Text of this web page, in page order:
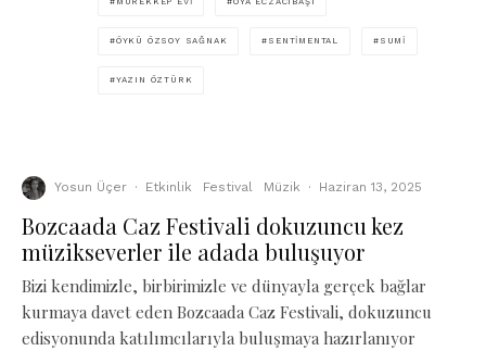
ÖYKÜ ÖZSOY SAĞNAK SENTIMENTAL SUMI
YAZIN ÖZTÜRK
Yosun Üçer · Etkinlik Festival Müzik · Haziran 13, 2025
Bozcaada Caz Festivali dokuzuncu kez
müzikseverler ile adada buluşuyor
Bizi kendimizle, birbirimizle ve dünyayla gerçek bağlar
kurmaya davet eden Bozcaada Caz Festivali, dokuzuncu
edisyonunda katılımcılarıyla buluşmaya hazırlanıyor